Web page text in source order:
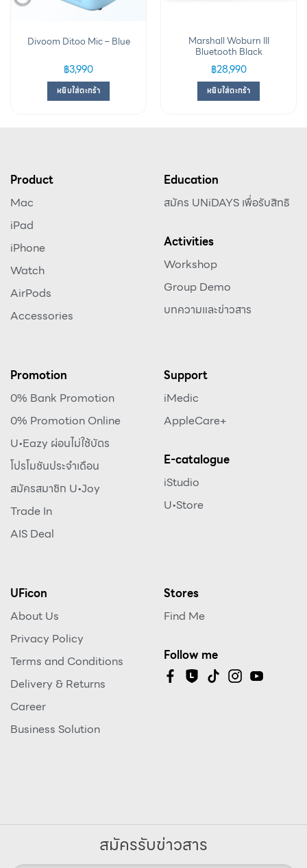
Divoom Ditoo Mic – Blue
฿3,990
หยิบใส่ตะกร้า
Marshall Woburn III
Bluetooth Black
฿28,990
หยิบใส่ตะกร้า
Product
Mac
iPad
iPhone
Watch
AirPods
Accessories
Education
สมัคร UNiDAYS เพื่อรับสิทธิ
Activities
Workshop
Group Demo
บทความและข่าวสาร
Promotion
0% Bank Promotion
0% Promotion Online
U•Eazy ผ่อนไม่ใช้บัตร
โปรโมชันประจำเดือน
สมัครสมาชิก U•Joy
Trade In
AIS Deal
Support
iMedic
AppleCare+
E-catalogue
iStudio
U•Store
UFicon
About Us
Privacy Policy
Terms and Conditions
Delivery & Returns
Career
Business Solution
Stores
Find Me
Follow me
สมัครรับข่าวสาร